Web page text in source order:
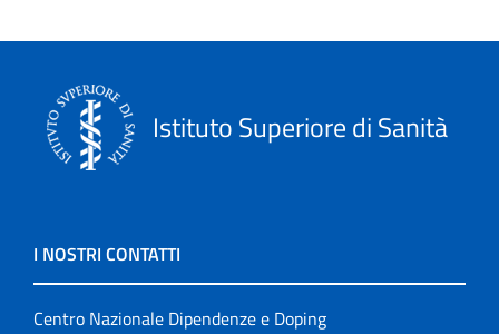
Istituto Superiore di Sanità
I NOSTRI CONTATTI
Centro Nazionale Dipendenze e Doping